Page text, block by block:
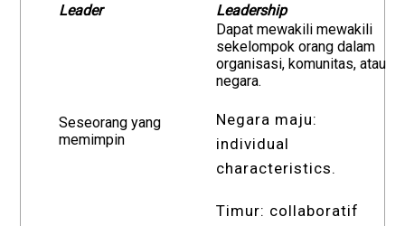
Leader Leadership
Seseorang yang
memimpin
Dapat mewakili mewakili
sekelompok orang dalam
organisasi, komunitas, atau
negara.
Negara maju:
individual
characteristics.
Timur: collaboratif